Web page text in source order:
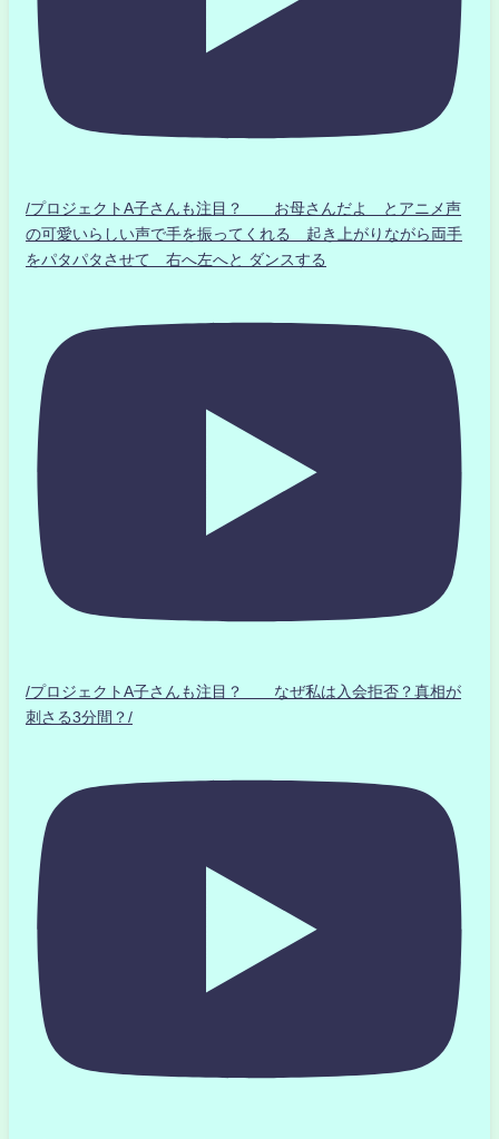
/プロジェクトA子さんも注目？ お母さんだよ とアニメ声
の可愛いらしい声で手を振ってくれる 起き上がりながら両手
をパタパタさせて 右へ左へと ダンスする
/プロジェクトA子さんも注目？ なぜ私は入会拒否？真相が
刺さる3分間？/